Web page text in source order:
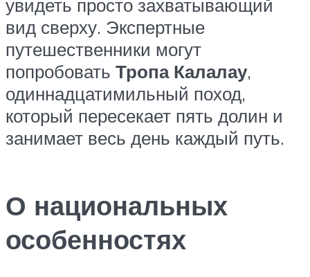
увидеть просто захватывающий
вид сверху. Экспертные
путешественники могут
попробовать Тропа Калалау,
одиннадцатимильный поход,
который пересекает пять долин и
занимает весь день каждый путь.
О национальных
особенностях